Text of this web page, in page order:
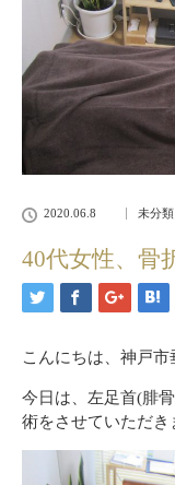
2020.06.8 未分類
40代女性、骨
こんにちは、神戸市
今日は、左足首(腓
術をさせていただき